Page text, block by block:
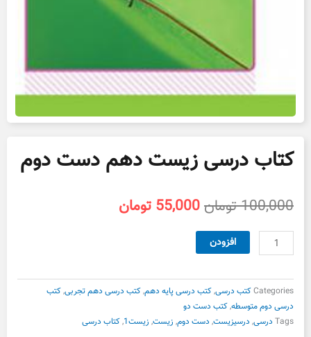
کتاب درسی زیست دهم دست دوم
100,000تومانقیمت
بود.
55,000 تومان
کتاب
درسی
دهم
دست
دوم
عدد
افزودن
Categoriesکتب درسی,کتب درسی پایه دهم,کتب درسی دهم تجربی,کتب
درسی دوم متوسطه,کتب دست دو
Tags درسی, درسیزیست, دست دوم, زیست, زیست1 ,کتاب درسی